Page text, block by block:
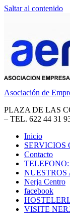
Saltar al contenido
Asociación de
PLAZA DE LAS
– TEL. 622 44 31
Inicio
SERVICIOS
Contacto
TELEFONO:
NUESTROS
Nerja Centro
facebook
VISITE